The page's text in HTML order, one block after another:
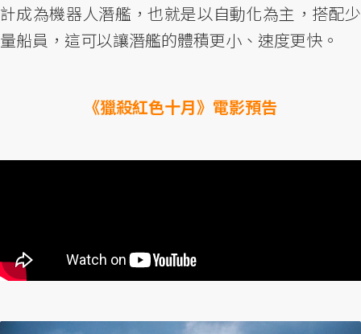
計成為機器人潛艦，也就是以自動化為主，搭配少
量船員，這可以讓潛艦的體積更小、速度更快。
《獵殺紅色十月》電影預告